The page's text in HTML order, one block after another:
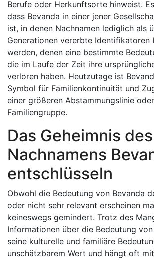
Berufe oder Herkunftsorte hinweist.
dass Bevanda in einer jener
ist, in denen Nachnamen lediglich als
Generationen vererbte Identifikatoren
werden, denen eine bestimmte
die im Laufe der Zeit ihre
verloren haben. Heutzutage ist
Symbol für Familienkontinuität und
einer größeren Abstammungslinie oder
Familiengruppe.
Das Geheimnis des
Nachnamens
entschlüsseln
Obwohl die Bedeutung von Bevanda
oder nicht sehr relevant erscheinen
keineswegs gemindert. Trotz des
Informationen über die Bedeutung
seine kulturelle und familiäre
unschätzbarem Wert und hängt oft